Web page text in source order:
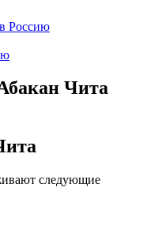
Россию
Чита
следующие